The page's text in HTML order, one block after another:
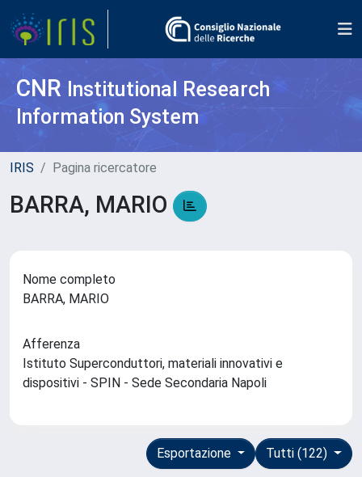
CNR Institutional Research
Information System
IRIS Pagina ricercatore
BARRA, MARIO
Nome completo
BARRA, MARIO
Afferenza
Istituto Superconduttori, materiali innovativi e
dispositivi - SPIN - Sede Secondaria Napoli
Tutti (122)
Esportazione